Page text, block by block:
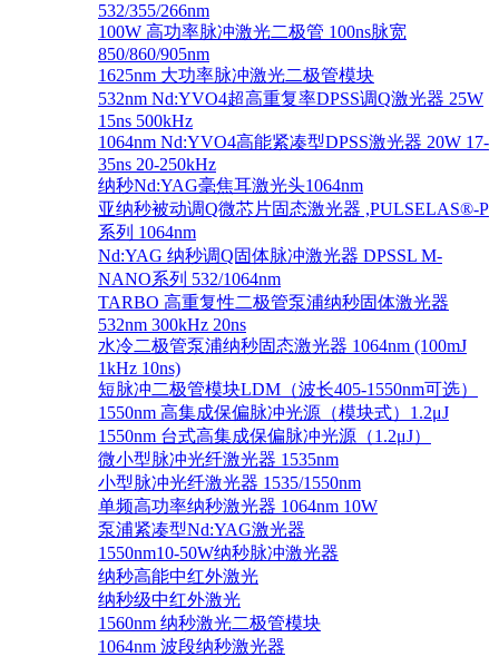
532/355/266nm
100W 高功率脉冲激光二极管 100ns脉宽
850/860/905nm
1625nm 大功率脉冲激光二极管模块
532nm Nd:YVO4超高重复率DPSS调Q激光器 25W
15ns 500kHz
1064nm Nd:YVO4高能紧凑型DPSS激光器 20W 17-
35ns 20-250kHz
纳秒Nd:YAG毫焦耳激光头1064nm
亚纳秒被动调Q微芯片固态激光器 ,PULSELAS®-P
系列 1064nm
Nd:YAG 纳秒调Q固体脉冲激光器 DPSSL M-
NANO系列 532/1064nm
TARBO 高重复性二极管泵浦纳秒固体激光器
532nm 300kHz 20ns
水冷二极管泵浦纳秒固态激光器 1064nm (100mJ
1kHz 10ns)
短脉冲二极管模块LDM（波长405-1550nm可选）
1550nm 高集成保偏脉冲光源（模块式）1.2μJ
1550nm 台式高集成保偏脉冲光源（1.2μJ）
微小型脉冲光纤激光器 1535nm
小型脉冲光纤激光器 1535/1550nm
单频高功率纳秒激光器 1064nm 10W
泵浦紧凑型Nd:YAG激光器
1550nm10-50W纳秒脉冲激光器
纳秒高能中红外激光
纳秒级中红外激光
1560nm 纳秒激光二极管模块
1064nm 波段纳秒激光器